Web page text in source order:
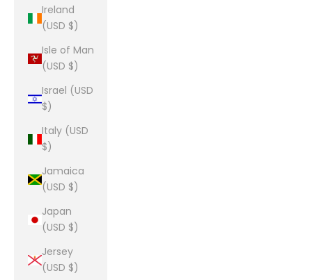
Ireland
(USD $)
Isle of Man
(USD $)
Israel (USD
$)
Italy (USD
$)
Jamaica
(USD $)
Japan
(USD $)
Jersey
(USD $)